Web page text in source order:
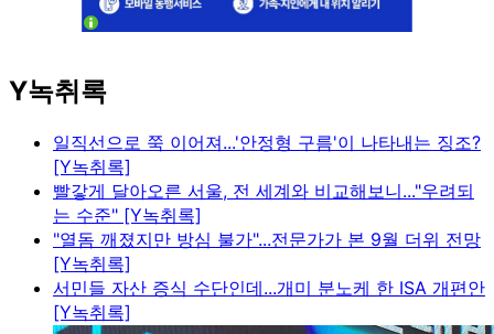
Y녹취록
일직선으로 쭉 이어져...'안정형 구름'이 나타내는 징조?
[Y녹취록]
빨갛게 달아오른 서울, 전 세계와 비교해보니..."우려되
는 수준" [Y녹취록]
"열돔 깨졌지만 방심 불가"...전문가가 본 9월 더위 전망
[Y녹취록]
서민들 자산 증식 수단인데...개미 분노케 한 ISA 개편안
[Y녹취록]